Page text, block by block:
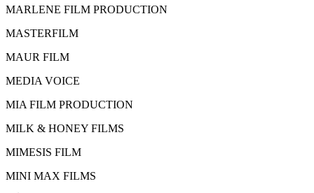
MARLENE FILM PRODUCTION
MASTERFILM
MAUR FILM
MEDIA VOICE
MIA FILM PRODUCTION
MILK & HONEY FILMS
MIMESIS FILM
MINI MAX FILMS